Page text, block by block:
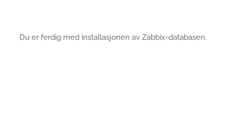
Du er ferdig med installasjonen av Zabbix-databasen.